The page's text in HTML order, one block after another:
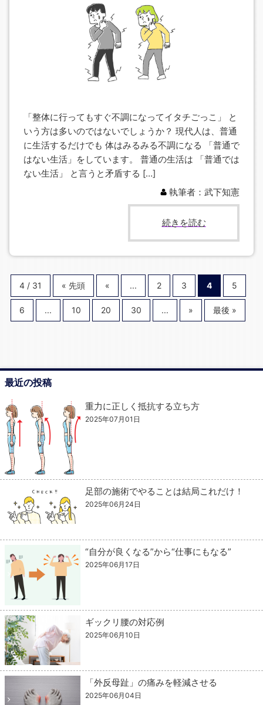
「整体に行ってもすぐ不調になってイタチごっこ」 と
いう方は多いのではないでしょうか？ 現代人は、普通
に生活するだけでも 体はみるみる不調になる 「普通で
はない生活」をしています。 普通の生活は 「普通では
ない生活」 と言うと矛盾する […]
執筆者：武下知憲
続きを読む
4 / 31 « 先頭 « ... 2 3 4 5
6 ... 10 20 30 ... » 最後 »
最近の投稿
重力に正しく抵抗する立ち方
2025年07月01日
足部の施術でやることは結局これだけ！
2025年06月24日
“自分が良くなる”から“仕事にもなる”
2025年06月17日
ギックリ腰の対応例
2025年06月10日
「外反母趾」の痛みを軽減させる
2025年06月04日